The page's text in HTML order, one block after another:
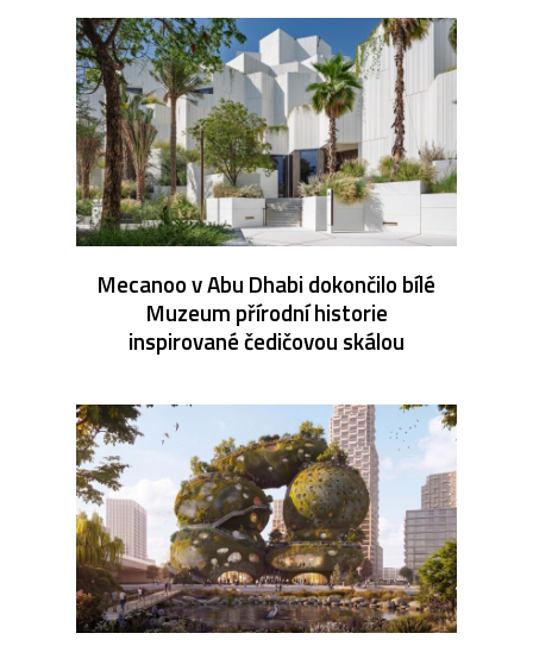
Mecanoo v Abu Dhabi dokončilo bílé
Muzeum přírodní historie
inspirované čedičovou skálou